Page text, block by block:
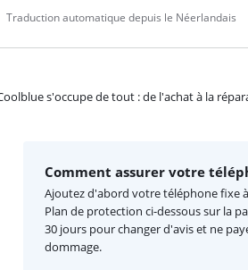
Traduction automatique depuis le Néerlandais
s'occupe de tout : de l'achat à la
Comment assurer votre
Ajoutez d'abord votre téléphone fixe
Plan de protection ci-dessous sur la
30 jours pour changer d'avis et ne
dommage.